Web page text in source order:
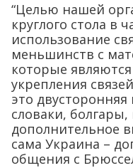
“Целью нашей
круглого стола в
использование
меньшинств с
которые
укрепления
это
словаки, болгары,
дополнительное
сама Украина –
общения с